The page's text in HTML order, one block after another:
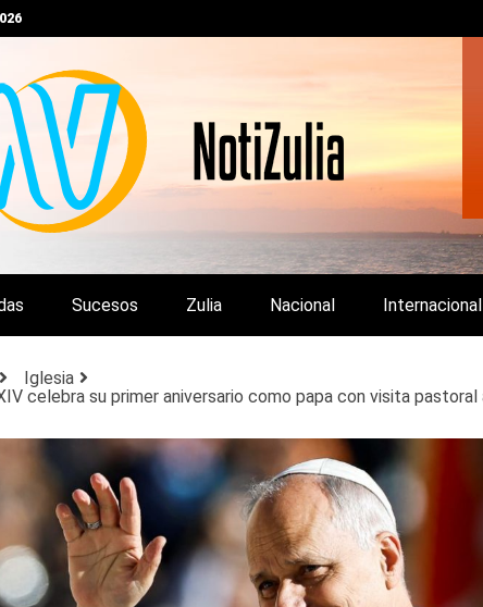
ZULIA, VENEZUELA Y DE INTERÉS
Sucesos Zulia Nacional Internacional
Iglesia
celebra su primer aniversario como papa con visita